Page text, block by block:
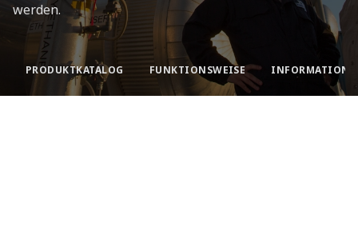
werden.
PRODUKTKATALOG FUNKTIONSWEISE